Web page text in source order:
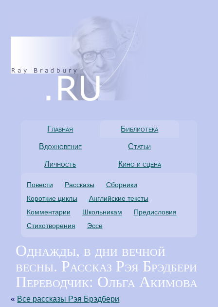
Главная Библиотека
Вдохновение Статьи
Личность Кино и сцена
Повести Рассказы
Сборники
Короткие циклы
Английские тексты
Комментарии
Школьникам
Предисловия
Стихотворения
Эссе
Однажды, в дни вечной
весны. Рассказ Рэя Брэдбери
Переводчик: Ольга Акимова
« Все рассказы Рэя Брэдбери